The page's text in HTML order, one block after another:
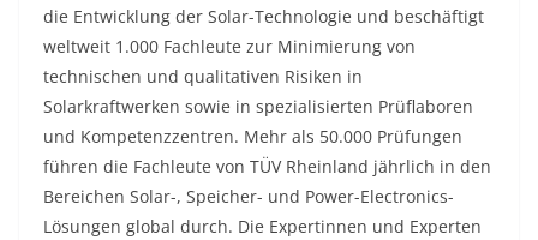
die Entwicklung der Solar-Technologie und beschäftigt
weltweit 1.000 Fachleute zur Minimierung von
technischen und qualitativen Risiken in
Solarkraftwerken sowie in spezialisierten Prüflaboren
und Kompetenzzentren. Mehr als 50.000 Prüfungen
führen die Fachleute von TÜV Rheinland jährlich in den
Bereichen Solar-, Speicher- und Power-Electronics-
Lösungen global durch. Die Expertinnen und Experten